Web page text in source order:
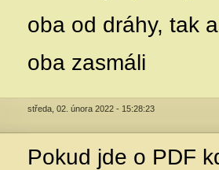
oba od dráhy, tak
oba zasmáli
středa, 02. února 2022 - 15:28:23
Pokud jde o PDF